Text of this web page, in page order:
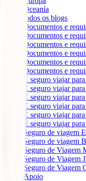
Oceanía
todos os blogs
Documentos e
Documentos e
Documentos e
Documentos e
Documentos e
Documentos e
É seguro viajar
É seguro viajar
É seguro viajar
É seguro viajar
É seguro viajar
É seguro viajar
Seguro de viagem
Seguro de viagem
Seguro de Viagem
Seguro de Viagem
Seguro de Viagem
Apoio